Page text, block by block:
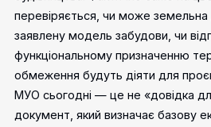
перевіряється, чи може земельна
заявлену модель забудови, чи
функціональному призначенню
обмеження будуть діяти для
МУО сьогодні — це не «довідка
документ, який визначає базову